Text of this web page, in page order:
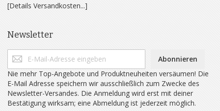
[Details Versandkosten...]
Newsletter
Abonnieren
Nie mehr Top-Angebote und Produktneuheiten versäumen! Die
E-Mail Adresse speichern wir ausschließlich zum Zwecke des
Newsletter-Versandes. Die Anmeldung wird erst mit deiner
Bestätigung wirksam; eine Abmeldung ist jederzeit möglich.